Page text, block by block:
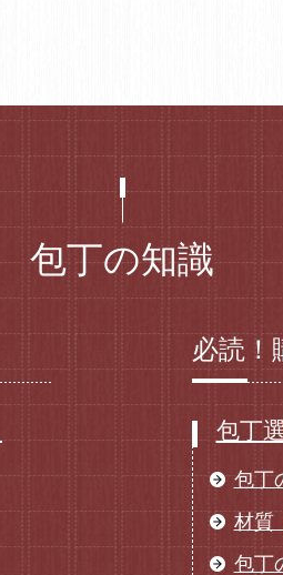
包丁の知識
必読！
包丁
包丁
材質
包丁